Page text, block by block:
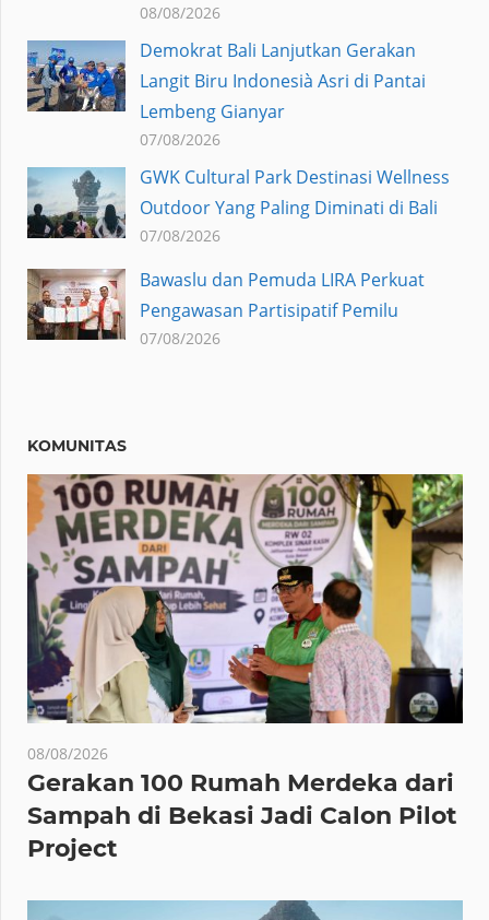
08/08/2026
Demokrat Bali Lanjutkan Gerakan
Langit Biru Indonesià Asri di Pantai
Lembeng Gianyar
07/08/2026
GWK Cultural Park Destinasi Wellness
Outdoor Yang Paling Diminati di Bali
07/08/2026
Bawaslu dan Pemuda LIRA Perkuat
Pengawasan Partisipatif Pemilu
07/08/2026
KOMUNITAS
08/08/2026
Gerakan 100 Rumah Merdeka dari
Sampah di Bekasi Jadi Calon Pilot
Project